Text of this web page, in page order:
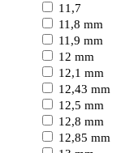
11,7
11,8 mm
11,9 mm
12 mm
12,1 mm
12,43 mm
12,5 mm
12,8 mm
12,85 mm